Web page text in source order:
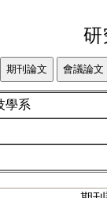
研
學系